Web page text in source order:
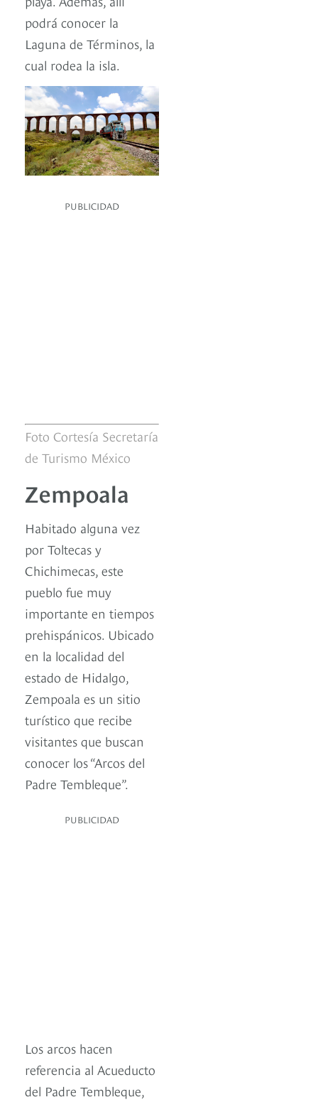
podrá conocer la
Laguna de Términos, la
cual rodea la isla.
PUBLICIDAD
Foto Cortesía Secretaría
de Turismo México
Zempoala
Habitado alguna vez
por Toltecas y
Chichimecas, este
pueblo fue muy
importante en tiempos
prehispánicos. Ubicado
en la localidad del
estado de Hidalgo,
Zempoala es un sitio
turístico que recibe
visitantes que buscan
conocer los “Arcos del
Padre Tembleque”.
PUBLICIDAD
Los arcos hacen
referencia al Acueducto
del Padre Tembleque,